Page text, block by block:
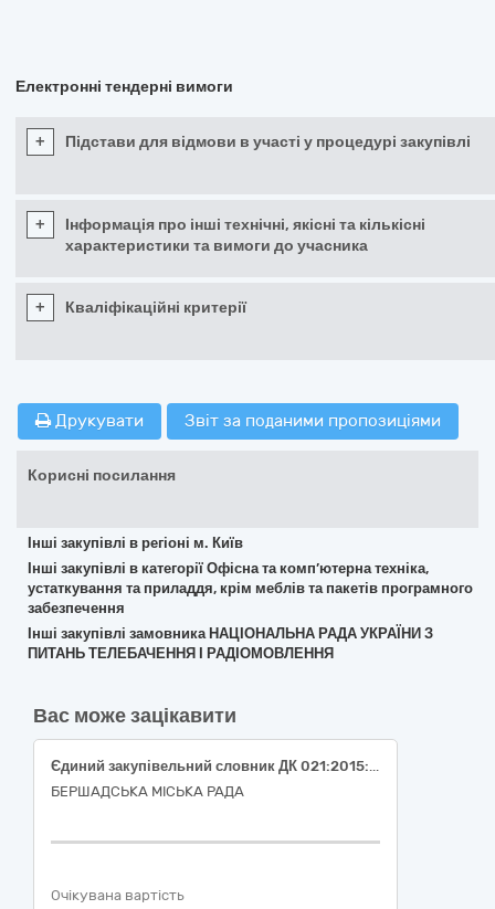
Електронні тендерні вимоги
+ Підстави для відмови в участі у процедурі закупівлі
+
Інформація про інші технічні, якісні та кількісні
характеристики та вимоги до учасника
+ Кваліфікаційні критерії
Друкувати Звіт за поданими пропозиціями
Корисні посилання
Інші закупівлі в регіоні м. Київ
Інші закупівлі в категорії Офісна та комп’ютерна техніка,
устаткування та приладдя, крім меблів та пакетів програмного
забезпечення
Інші закупівлі замовника НАЦІОНАЛЬНА РАДА УКРАЇНИ З
ПИТАНЬ ТЕЛЕБАЧЕННЯ І РАДІОМОВЛЕННЯ
Вас може зацікавити
Єдиний закупівельний словник ДК 021:2015: 30230000-0 Комп’ютерне обладнання ( монітор 24")
БЕРШАДСЬКА МІСЬКА РАДА
Очікувана вартість